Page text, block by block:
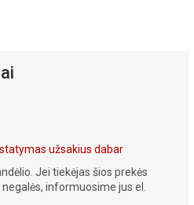
užsakius dabar
Jei tiekėjas šios prekės
informuosime jus el.